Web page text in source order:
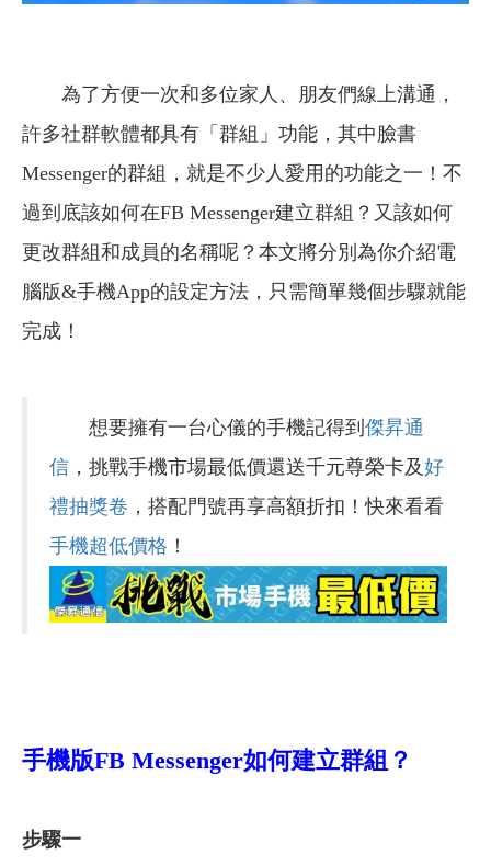
為了方便一次和多位家人、朋友們線上溝通，
許多社群軟體都具有「群組」功能，其中臉書
Messenger的群組，就是不少人愛用的功能之一！不
過到底該如何在FB Messenger建立群組？又該如何
更改群組和成員的名稱呢？本文將分別為你介紹電
腦版&手機App的設定方法，只需簡單幾個步驟就能
完成！
想要擁有一台心儀的手機記得到 傑昇通
信 ，挑戰手機市場最低價還送千元尊榮卡及好
禮抽獎卷 ，搭配門號再享高額折扣！快來看看
手機超低價格 ！
手機版FB Messenger如何建立群組？
步驟一